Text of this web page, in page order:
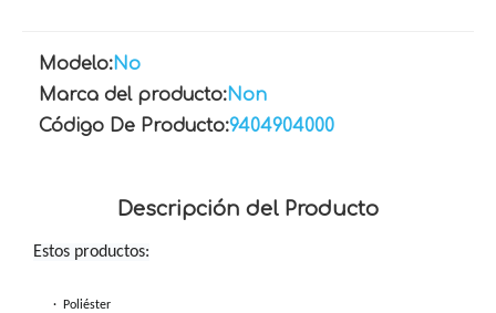
Modelo:No
Marca del producto:Non
Código De Producto:9404904000
Descripción del Producto
Estos productos:
· Poliéster